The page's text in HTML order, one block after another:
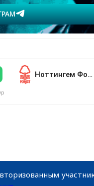
Ноттингем Форест